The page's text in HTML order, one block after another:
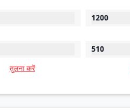
तुलना करें
1200
510